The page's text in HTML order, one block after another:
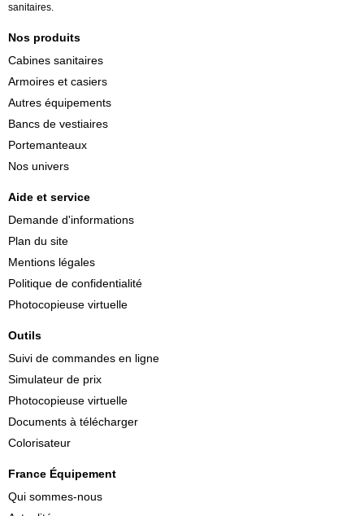
sanitaires.
Nos produits
Cabines sanitaires
Armoires et casiers
Autres équipements
Bancs de vestiaires
Portemanteaux
Nos univers
Aide et service
Demande d'informations
Plan du site
Mentions légales
Politique de confidentialité
Photocopieuse virtuelle
Outils
Suivi de commandes en ligne
Simulateur de prix
Photocopieuse virtuelle
Documents à télécharger
Colorisateur
France Équipement
Qui sommes-nous